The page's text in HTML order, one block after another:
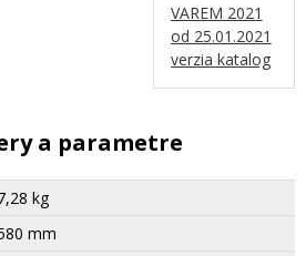
VAREM 2021
od 25.01.2021
verzia katalog
a parametre
kg
mm